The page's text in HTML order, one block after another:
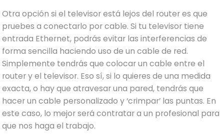
Otra opción si el televisor está lejos del router es que
pruebes a conectarlo por cable. Si tu televisor tiene
entrada Ethernet, podrás evitar las interferencias de
forma sencilla haciendo uso de un cable de red.
Simplemente tendrás que colocar un cable entre el
router y el televisor. Eso sí, si lo quieres de una medida
exacta, o hay que atravesar una pared, tendrás que
hacer un cable personalizado y ‘crimpar’ las puntas. En
este caso, lo mejor será contratar a un profesional para
que nos haga el trabajo.